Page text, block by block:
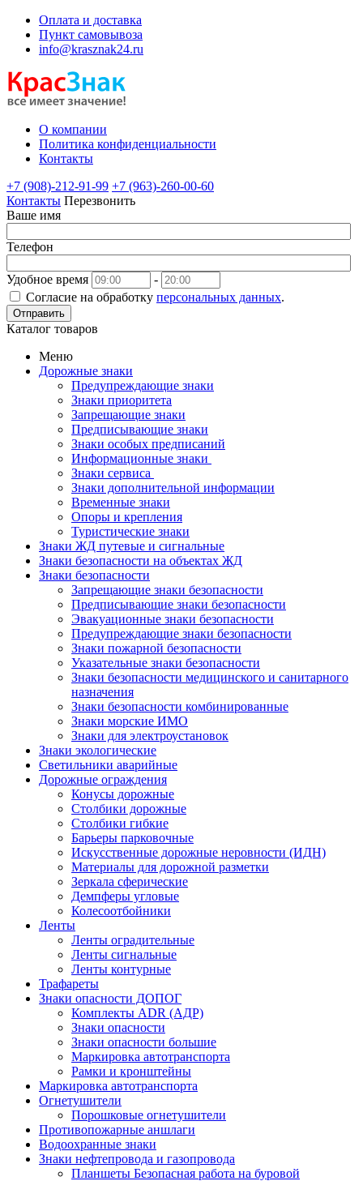
Оплата и доставка
Пункт самовывоза
info@krasznak24.ru
О компании
Политика конфиденциальности
Контакты
+7 (908)-212-91-99 +7 (963)-260-00-60
Контакты Перезвонить
Ваше имя
Телефон
Удобное время
-
Согласие на обработку персональных данных.
Отправить
Каталог товаров
Меню
Дорожные знаки
Предупреждающие знаки
Знаки приоритета
Запрещающие знаки
Предписывающие знаки
Знаки особых предписаний
Информационные знаки
Знаки сервиса
Знаки дополнительной информации
Временные знаки
Опоры и крепления
Туристические знаки
Знаки ЖД путевые и сигнальные
Знаки безопасности на объектах ЖД
Знаки безопасности
Запрещающие знаки безопасности
Предписывающие знаки безопасности
Эвакуационные знаки безопасности
Предупреждающие знаки безопасности
Знаки пожарной безопасности
Указательные знаки безопасности
Знаки безопасности медицинского и санитарного
назначения
Знаки безопасности комбинированные
Знаки морские ИМО
Знаки для электроустановок
Знаки экологические
Светильники аварийные
Дорожные ограждения
Конусы дорожные
Столбики дорожные
Столбики гибкие
Барьеры парковочные
Искусственные дорожные неровности (ИДН)
Материалы для дорожной разметки
Зеркала сферические
Демпферы угловые
Колесоотбойники
Ленты
Ленты оградительные
Ленты сигнальные
Ленты контурные
Трафареты
Знаки опасности ДОПОГ
Комплекты ADR (АДР)
Знаки опасности
Знаки опасности большие
Маркировка автотранспорта
Рамки и кронштейны
Маркировка автотранспорта
Огнетушители
Порошковые огнетушители
Противопожарные аншлаги
Водоохранные знаки
Знаки нефтепровода и газопровода
Планшеты Безопасная работа на буровой